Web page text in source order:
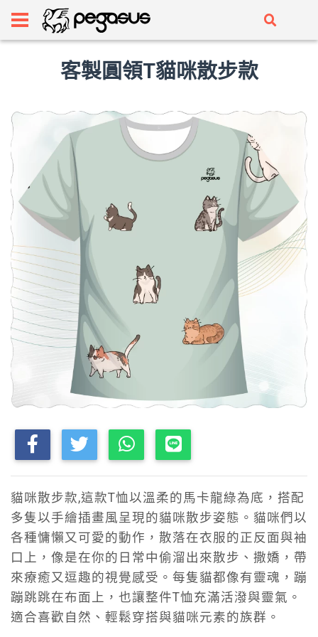
客製圓領T貓咪散步款
貓咪散步款,這款T恤以溫柔的馬卡龍綠為底，搭配
多隻以手繪插畫風呈現的貓咪散步姿態。貓咪們以
各種慵懶又可愛的動作，散落在衣服的正反面與袖
口上，像是在你的日常中偷溜出來散步、撒嬌，帶
來療癒又逗趣的視覺感受。每隻貓都像有靈魂，蹦
蹦跳跳在布面上，也讓整件T恤充滿活潑與靈氣。
適合喜歡自然、輕鬆穿搭與貓咪元素的族群。